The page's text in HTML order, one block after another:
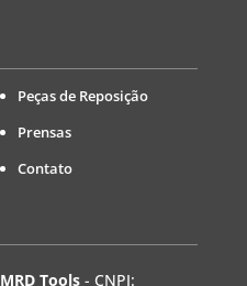
Peças de Reposição
Prensas
Contato
MRD Tools- CNPJ: